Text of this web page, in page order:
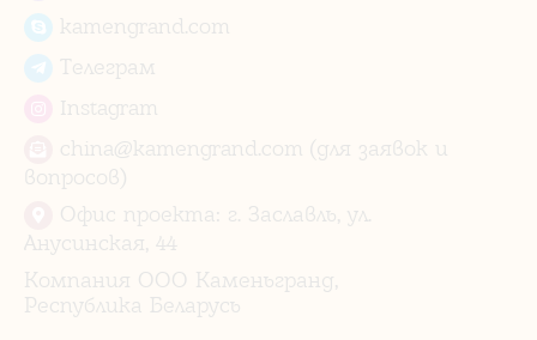
kamengrand.com
Телеграм
Instagram
china@kamengrand.com (для заявок и
вопросов)
Офис проекта: г. Заславль, ул.
Анусинская, 44
Компания ООО Каменьгранд,
Республика Беларусь